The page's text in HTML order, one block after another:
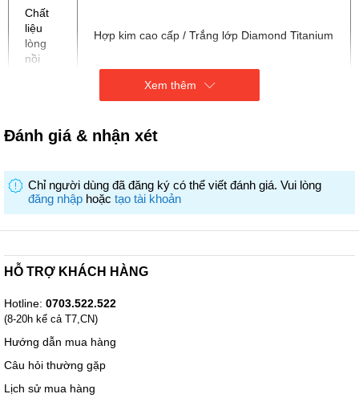
Chất
liệu
lòng
nồi
Hợp kim cao cấp / Trắng lớp Diamond Titanium
cung
20V AC - 50Hz
Chức
năng
nấu
Gạo trắng / Gạo trộn / Nấu nhanh / Hấp / Nấu
cháo / Lên men làm bánh / Bánh ngọt/ Nấu súp
/ Luộc trứng / Hâm nóng súp
ích
Thời gian giữ ấm: 30 giờ
Cài đặt hẹn giờ nấu: 24 giờ (Có 2 chế độ cài
đặt)
Màn hình hiển thị, âm báo
Ngôn ngữ hiển thị: Tiếng Anh
Thêm phụ kiện: Cốc đong gạo, Miếng giữ vá, vỉ
Xem thêm
Đánh giá & nhận xét
Chỉ người dùng đã đăng ký có thể viết đánh giá. Vui lòng
đăng nhập hoặc tạo tài khoản
HỖ TRỢ KHÁCH HÀNG
Hotline: 0703.522.522
(8-20h kể cả T7,CN)
Hướng dẫn mua hàng
Câu hỏi thường gặp
Lịch sử mua hàng